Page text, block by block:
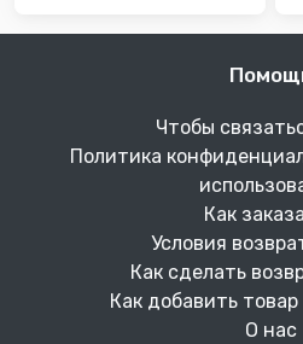
Чтобы
Политика
Как
Условия
Как сделать
Как добавить
О нас